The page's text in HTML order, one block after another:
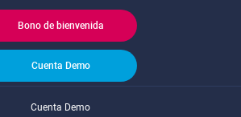
Bono de bienvenida
Cuenta Demo
Cuenta Demo